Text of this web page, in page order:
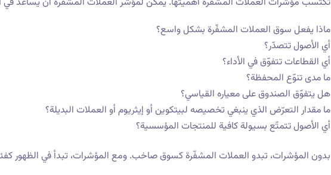
ماذا يفعل سوق العملات المشفّرة بشكل واسع؟
أي الأصول تتصدّر؟
أي القطاعات تتفوّق في الأداء؟
ما مدى تنوّع المحفظة؟
هل يتفوّق الصندوق على معياره القياسي؟
ما مقدار التعرّض الذي ينبغي تخصيصه لبيتكوين أو إيثريوم أو العملات البديلة؟
أي الأصول تتمتّع بسيولة كافية للمنتجات المؤسسية؟
بدون المؤشرات، تبدو العملات المشفّرة كسوق صاخب. ومع المؤشرات، تبدأ في الظهور